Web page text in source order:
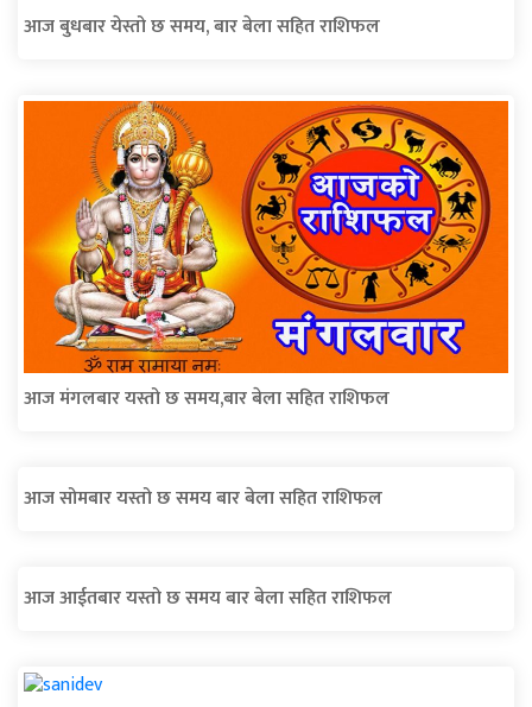
आज बुधबार येस्तो छ समय, बार बेला सहित राशिफल
आज मंगलबार यस्तो छ समय,बार बेला सहित राशिफल
आज सोमबार यस्तो छ समय बार बेला सहित राशिफल
आज आईतबार यस्तो छ समय बार बेला सहित राशिफल